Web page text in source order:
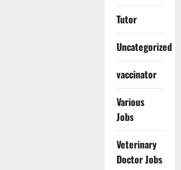
Tutor
Uncategorized
vaccinator
Various
Jobs
Veterinary
Doctor Jobs